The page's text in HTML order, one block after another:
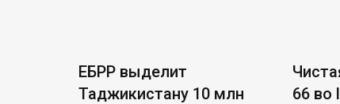
ЕБРР выделит
Таджикистану 10 млн
66 во